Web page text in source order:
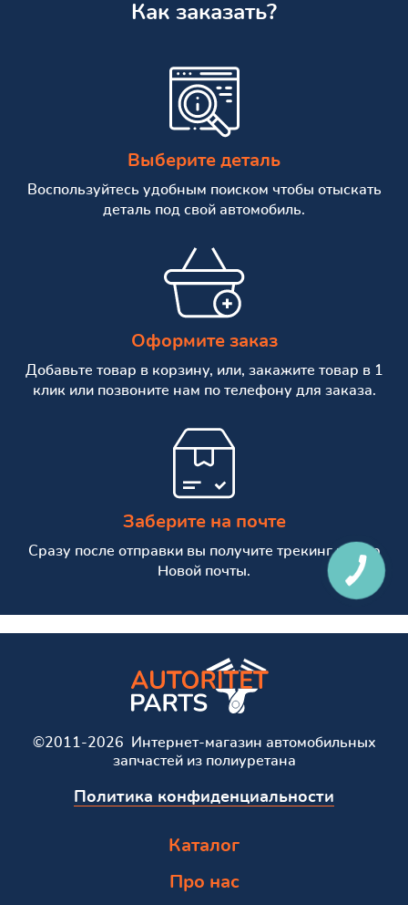
Как заказать?
Выберите деталь
Воспользуйтесь удобным поиском чтобы отыскать
деталь под свой автомобиль.
Оформите заказ
Добавьте товар в корзину, или, закажите товар в 1
клик или позвоните нам по телефону для заказа.
Заберите на почте
Сразу после отправки вы получите трекинг номер
Новой почты.
©2011-2026 Интернет-магазин автомобильных
запчастей из полиуретана
Политика конфиденциальности
Каталог
Про нас